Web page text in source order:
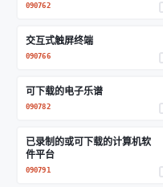
090762
交互式触屏终端
090766
可下载的电子乐谱
090782
已录制的或可下载的计算机软
件平台
090791